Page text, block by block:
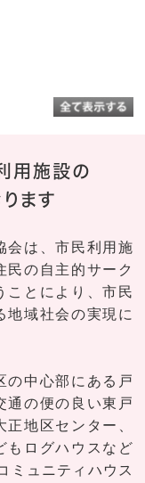
用施設の
ます
会は、市民利用施
民の自主的サーク
ことにより、市民
地域社会の実現に
の中心部にある戸
通の便の良い東戸
地区センター、
もログハウスなど
ミュニティハウス